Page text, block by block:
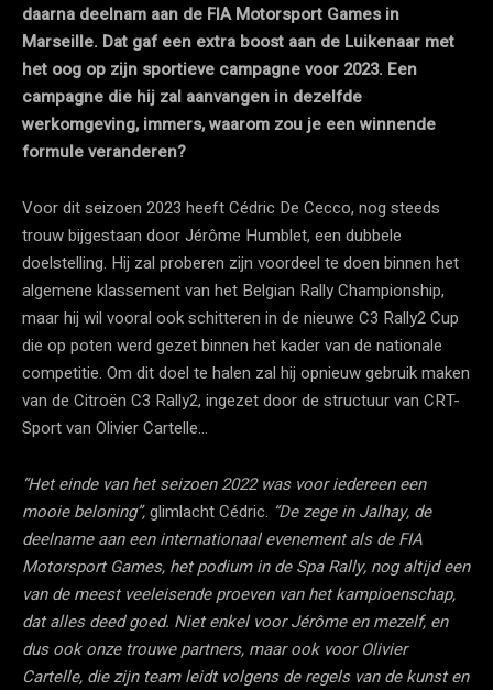
daarna deelnam aan de FIA Motorsport Games in
Marseille. Dat gaf een extra boost aan de Luikenaar met
het oog op zijn sportieve campagne voor 2023. Een
campagne die hij zal aanvangen in dezelfde
werkomgeving, immers, waarom zou je een winnende
formule veranderen?
Voor dit seizoen 2023 heeft Cédric De Cecco, nog steeds
trouw bijgestaan door Jérôme Humblet, een dubbele
doelstelling. Hij zal proberen zijn voordeel te doen binnen het
algemene klassement van het Belgian Rally Championship,
maar hij wil vooral ook schitteren in de nieuwe C3 Rally2 Cup
die op poten werd gezet binnen het kader van de nationale
competitie. Om dit doel te halen zal hij opnieuw gebruik maken
van de Citroën C3 Rally2, ingezet door de structuur van CRT-
Sport van Olivier Cartelle…
“Het einde van het seizoen 2022 was voor iedereen een
mooie beloning”,glimlacht Cédric. “De zege in Jalhay, de
deelname aan een internationaal evenement als de FIA
Motorsport Games, het podium in de Spa Rally, nog altijd een
van de meest veeleisende proeven van het kampioenschap,
dat alles deed goed. Niet enkel voor Jérôme en mezelf, en
dus ook onze trouwe partners, maar ook voor Olivier
Cartelle, die zijn team leidt volgens de regels van de kunst en